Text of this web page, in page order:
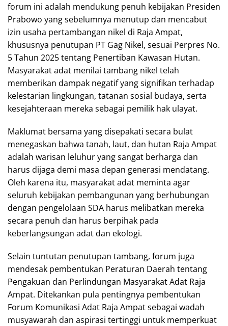
forum ini adalah mendukung penuh kebijakan Presiden
Prabowo yang sebelumnya menutup dan mencabut
izin usaha pertambangan nikel di Raja Ampat,
khususnya penutupan PT Gag Nikel, sesuai Perpres No.
5 Tahun 2025 tentang Penertiban Kawasan Hutan.
Masyarakat adat menilai tambang nikel telah
memberikan dampak negatif yang signifikan terhadap
kelestarian lingkungan, tatanan sosial budaya, serta
kesejahteraan mereka sebagai pemilik hak ulayat.
Maklumat bersama yang disepakati secara bulat
menegaskan bahwa tanah, laut, dan hutan Raja Ampat
adalah warisan leluhur yang sangat berharga dan
harus dijaga demi masa depan generasi mendatang.
Oleh karena itu, masyarakat adat meminta agar
seluruh kebijakan pembangunan yang berhubungan
dengan pengelolaan SDA harus melibatkan mereka
secara penuh dan harus berpihak pada
keberlangsungan adat dan ekologi.
Selain tuntutan penutupan tambang, forum juga
mendesak pembentukan Peraturan Daerah tentang
Pengakuan dan Perlindungan Masyarakat Adat Raja
Ampat. Ditekankan pula pentingnya pembentukan
Forum Komunikasi Adat Raja Ampat sebagai wadah
musyawarah dan aspirasi tertinggi untuk memperkuat